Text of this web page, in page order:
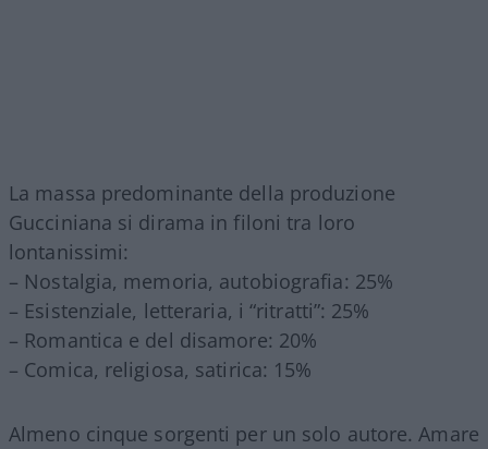
La massa predominante della produzione
Gucciniana si dirama in filoni tra loro
lontanissimi:
– Nostalgia, memoria, autobiografia: 25%
– Esistenziale, letteraria, i “ritratti”: 25%
– Romantica e del disamore: 20%
– Comica, religiosa, satirica: 15%
Almeno cinque sorgenti per un solo autore. Amare